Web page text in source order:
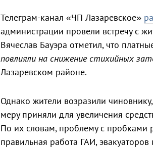
Телеграм-канал «ЧП Лазаревское»
администрации провели встречу с
Вячеслав Бауэра отметил, что
повлияли на снижение стихийных
Лазаревском районе.
Однако жители возразили чиновнику,
меру приняли для увеличения
По их словам, проблему с пробками
правильная работа ГАИ,